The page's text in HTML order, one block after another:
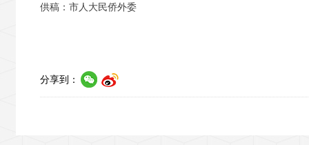
供稿：市人大民侨外委
分享到：